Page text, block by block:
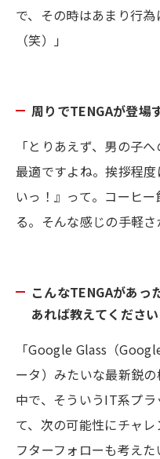
で、その時はあまり行
（笑）」
周りでTENGAが登場
「とりあえず、男の子
最適ですよね。挨拶程
いっ！』って。コーヒ
る。そんな感じの手軽さ
こんなTENGAがあっ
あれば教えてください
「Google Glass（
ータ）みたいな最新鋭
中で、そういうIT系プ
て、次の可能性にチャ
フターフォローも考えた